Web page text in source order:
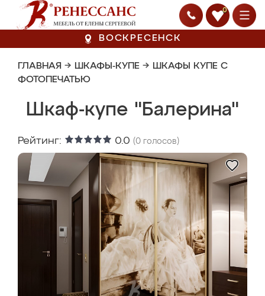
0
ВОСКРЕСЕНСК
ГЛАВНАЯ → ШКАФЫ-КУПЕ → ШКАФЫ КУПЕ С
ФОТОПЕЧАТЬЮ
Шкаф-купе "Балерина"
Рейтинг: 0.0 (0 голосов)